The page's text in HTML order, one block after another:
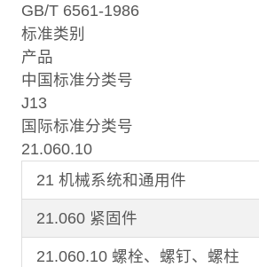
GB/T 6561-1986
标准类别
产品
中国标准分类号
J13
国际标准分类号
21.060.10
21 机械系统和通用件
21.060 紧固件
21.060.10 螺栓、螺钉、螺柱